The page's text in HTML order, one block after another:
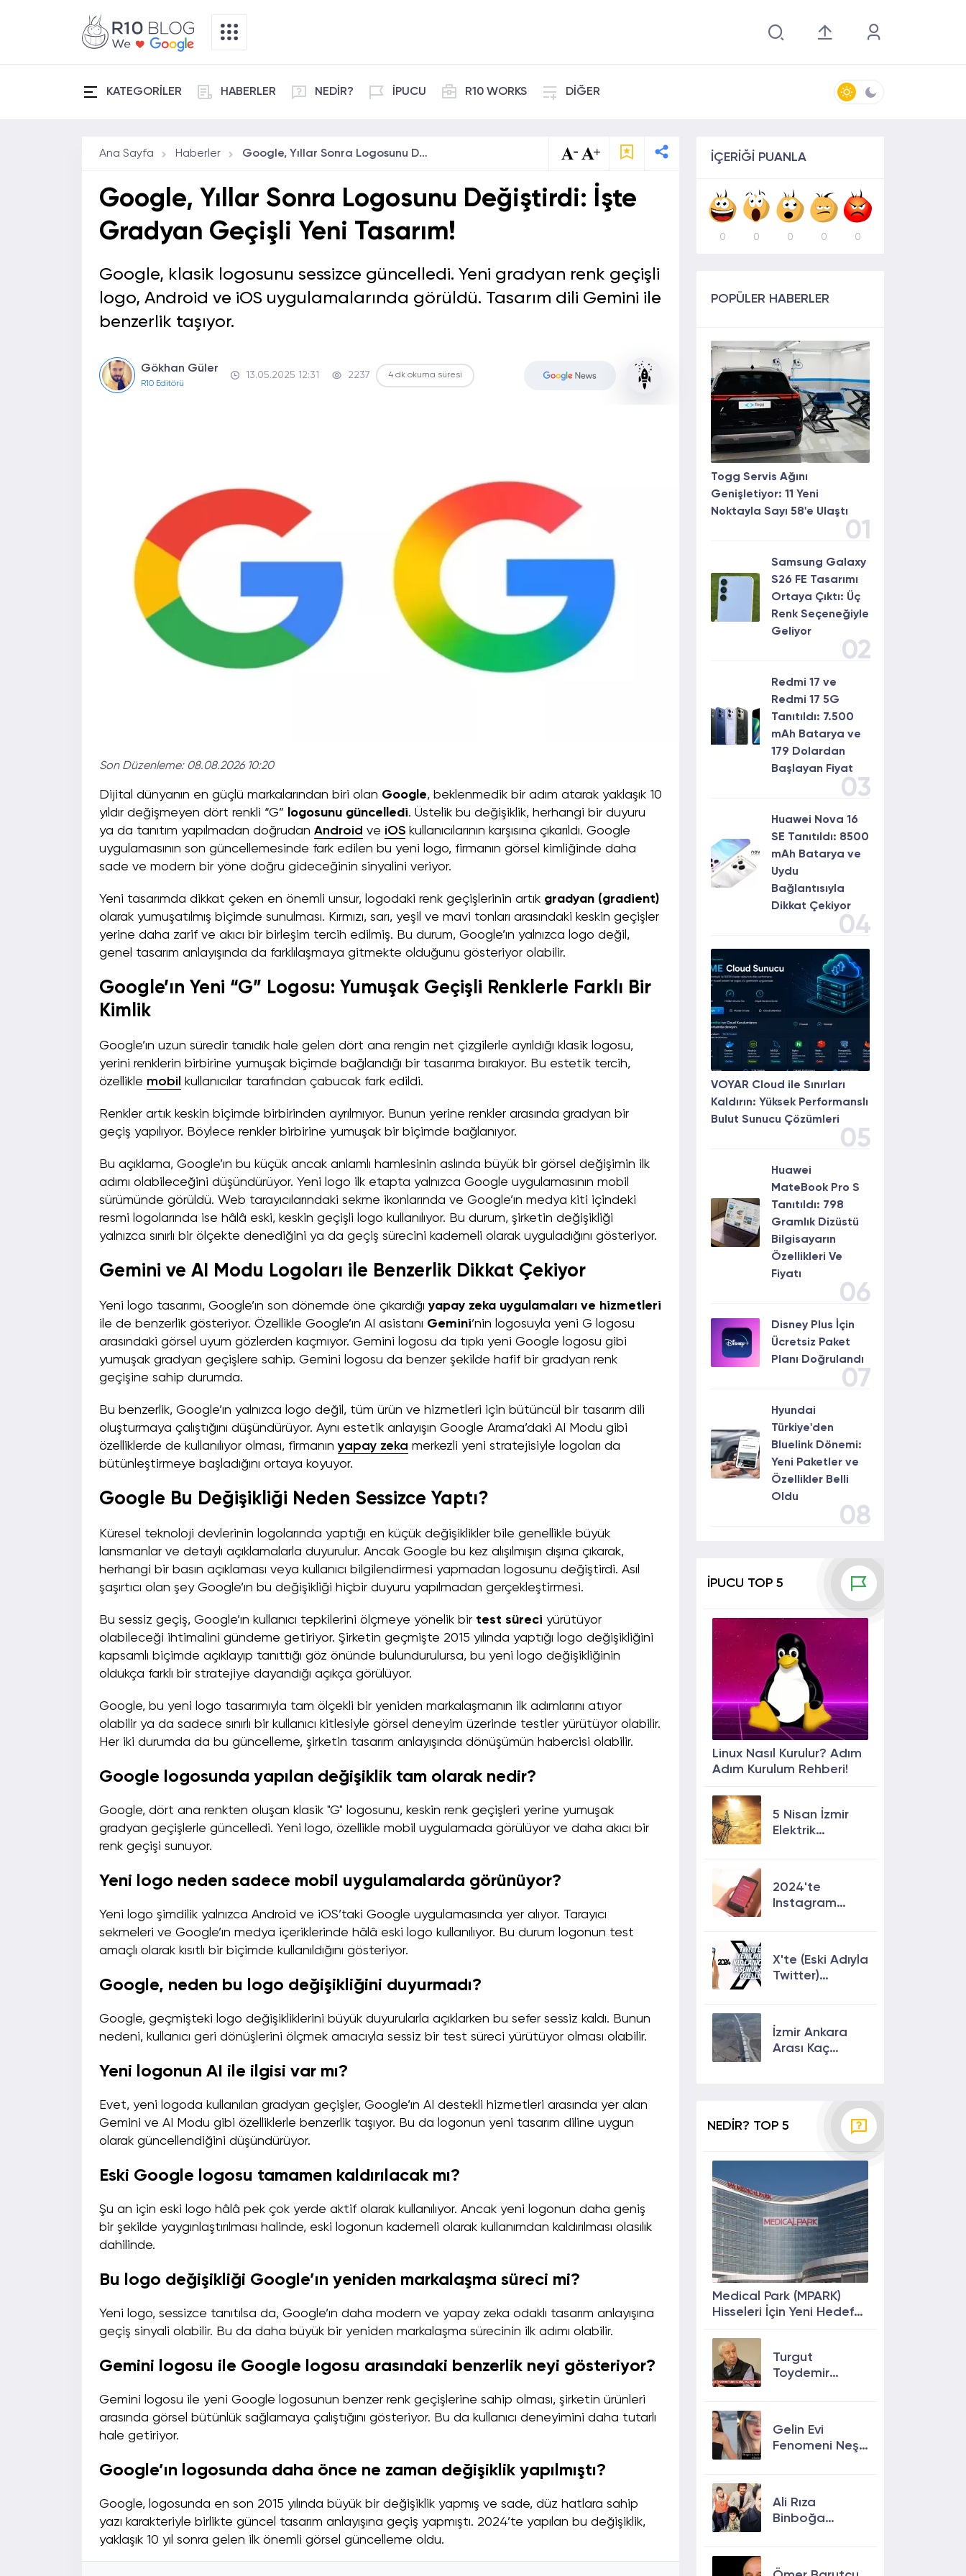
KATEGORİLER HABERLER NEDİR? İPUCU R10 WORKS DİĞER
Ana Sayfa Haberler Google, Yıllar Sonra Logosunu Değiştirdi: İşte Gradyan Geçişli Yeni Tasarım!
Google, Yıllar Sonra Logosunu Değiştirdi: İşte
Gradyan Geçişli Yeni Tasarım!
Google, klasik logosunu sessizce güncelledi. Yeni gradyan renk geçişli
logo, Android ve iOS uygulamalarında görüldü. Tasarım dili Gemini ile
benzerlik taşıyor.
Gökhan Güler
R10 Editörü
13.05.2025 12:31 2237 4 dk okuma süresi
Son Düzenleme: 08.08.2026 10:20
Dijital dünyanın en güçlü markalarından biri olan Google, beklenmedik bir adım atarak yaklaşık 10
yıldır değişmeyen dört renkli “G”
logosunu güncelledi. Üstelik bu değişiklik, herhangi bir duyuru
ya da tanıtım yapılmadan doğrudan Android ve iOS kullanıcılarının karşısına çıkarıldı. Google
uygulamasının son güncellemesinde fark edilen bu yeni logo, firmanın görsel kimliğinde daha
sade ve modern bir yöne doğru gideceğinin sinyalini veriyor.
Yeni tasarımda dikkat çeken en önemli unsur, logodaki renk geçişlerinin artık gradyan (gradient)
olarak yumuşatılmış biçimde sunulması. Kırmızı, sarı, yeşil ve mavi tonları arasındaki keskin geçişler
yerine daha zarif ve akıcı bir birleşim tercih edilmiş. Bu durum, Google’ın yalnızca logo değil,
genel tasarım anlayışında da farklılaşmaya gitmekte olduğunu gösteriyor olabilir.
Google’ın Yeni “G” Logosu: Yumuşak Geçişli Renklerle Farklı Bir
Kimlik
Google’ın uzun süredir tanıdık hale gelen dört ana rengin net çizgilerle ayrıldığı klasik logosu,
yerini renklerin birbirine yumuşak biçimde bağlandığı bir tasarıma bırakıyor. Bu estetik tercih,
özellikle mobil kullanıcılar tarafından çabucak fark edildi.
Renkler artık keskin biçimde birbirinden ayrılmıyor. Bunun yerine renkler arasında gradyan bir
geçiş yapılıyor. Böylece renkler birbirine yumuşak bir biçimde bağlanıyor.
Bu açıklama, Google’ın bu küçük ancak anlamlı hamlesinin aslında büyük bir görsel değişimin ilk
adımı olabileceğini düşündürüyor. Yeni logo ilk etapta yalnızca Google uygulamasının mobil
sürümünde görüldü. Web tarayıcılarındaki sekme ikonlarında ve Google’ın medya kiti içindeki
resmi logolarında ise hâlâ eski, keskin geçişli logo kullanılıyor. Bu durum, şirketin değişikliği
yalnızca sınırlı bir ölçekte denediğini ya da geçiş sürecini kademeli olarak uyguladığını gösteriyor.
Gemini ve AI Modu Logoları ile Benzerlik Dikkat Çekiyor
Yeni logo tasarımı, Google’ın son dönemde öne çıkardığıyapay zeka uygulamaları ve hizmetleri
ile de benzerlik gösteriyor. Özellikle Google’ın AI asistanı Gemini’nin logosuyla yeni G logosu
arasındaki görsel uyum gözlerden kaçmıyor. Gemini logosu da tıpkı yeni Google logosu gibi
yumuşak gradyan geçişlere sahip. Gemini logosu da benzer şekilde hafif bir gradyan renk
geçişine sahip durumda.
Bu benzerlik, Google’ın yalnızca logo değil, tüm ürün ve hizmetleri için bütüncül bir tasarım dili
oluşturmaya çalıştığını düşündürüyor. Aynı estetik anlayışın Google Arama’daki AI Modu gibi
özelliklerde de kullanılıyor olması, firmanınyapay zeka merkezli yeni stratejisiyle logoları da
bütünleştirmeye başladığını ortaya koyuyor.
Google Bu Değişikliği Neden Sessizce Yaptı?
Küresel teknoloji devlerinin logolarında yaptığı en küçük değişiklikler bile genellikle büyük
lansmanlar ve detaylı açıklamalarla duyurulur. Ancak Google bu kez alışılmışın dışına çıkarak,
herhangi bir basın açıklaması veya kullanıcı bilgilendirmesi yapmadan logosunu değiştirdi. Asıl
şaşırtıcı olan şey Google’ın bu değişikliği hiçbir duyuru yapılmadan gerçekleştirmesi.
Bu sessiz geçiş, Google’ın kullanıcı tepkilerini ölçmeye yönelik bir test süreci yürütüyor
olabileceği ihtimalini gündeme getiriyor. Şirketin geçmişte 2015 yılında yaptığı logo değişikliğini
kapsamlı biçimde açıklayıp tanıttığı göz önünde bulundurulursa, bu yeni logo değişikliğinin
oldukça farklı bir stratejiye dayandığı açıkça görülüyor.
Google, bu yeni logo tasarımıyla tam ölçekli bir yeniden markalaşmanın ilk adımlarını atıyor
olabilir ya da sadece sınırlı bir kullanıcı kitlesiyle görsel deneyim üzerinde testler yürütüyor olabilir.
Her iki durumda da bu güncelleme, şirketin tasarım anlayışında dönüşümün habercisi olabilir.
Google logosunda yapılan değişiklik tam olarak nedir?
Google, dört ana renkten oluşan klasik "G" logosunu, keskin renk geçişleri yerine yumuşak
gradyan geçişlerle güncelledi. Yeni logo, özellikle mobil uygulamada görülüyor ve daha akıcı bir
renk geçişi sunuyor.
Yeni logo neden sadece mobil uygulamalarda görünüyor?
Yeni logo şimdilik yalnızca Android ve iOS’taki Google uygulamasında yer alıyor. Tarayıcı
sekmeleri ve Google’ın medya içeriklerinde hâlâ eski logo kullanılıyor. Bu durum logonun test
amaçlı olarak kısıtlı bir biçimde kullanıldığını gösteriyor.
Google, neden bu logo değişikliğini duyurmadı?
Google, geçmişteki logo değişikliklerini büyük duyurularla açıklarken bu sefer sessiz kaldı. Bunun
nedeni, kullanıcı geri dönüşlerini ölçmek amacıyla sessiz bir test süreci yürütüyor olması olabilir.
Yeni logonun AI ile ilgisi var mı?
Evet, yeni logoda kullanılan gradyan geçişler, Google’ın AI destekli hizmetleri arasında yer alan
Gemini ve AI Modu gibi özelliklerle benzerlik taşıyor. Bu da logonun yeni tasarım diline uygun
olarak güncellendiğini düşündürüyor.
Eski Google logosu tamamen kaldırılacak mı?
Şu an için eski logo hâlâ pek çok yerde aktif olarak kullanılıyor. Ancak yeni logonun daha geniş
bir şekilde yaygınlaştırılması halinde, eski logonun kademeli olarak kullanımdan kaldırılması olasılık
dahilinde.
Bu logo değişikliği Google’ın yeniden markalaşma süreci mi?
Yeni logo, sessizce tanıtılsa da, Google’ın daha modern ve yapay zeka odaklı tasarım anlayışına
geçiş sinyali olabilir. Bu da daha büyük bir yeniden markalaşma sürecinin ilk adımı olabilir.
Gemini logosu ile Google logosu arasındaki benzerlik neyi gösteriyor?
Gemini logosu ile yeni Google logosunun benzer renk geçişlerine sahip olması, şirketin ürünleri
arasında görsel bütünlük sağlamaya çalıştığını gösteriyor. Bu da kullanıcı deneyimini daha tutarlı
hale getiriyor.
Google’ın logosunda daha önce ne zaman değişiklik yapılmıştı?
Google, logosunda en son 2015 yılında büyük bir değişiklik yapmış ve sade, düz hatlara sahip
yazı karakteriyle birlikte güncel tasarım anlayışına geçiş yapmıştı. 2024’te yapılan bu değişiklik,
yaklaşık 10 yıl sonra gelen ilk önemli görsel güncelleme oldu.
İÇERİĞİ PUANLA
0 0 0 0 0
POPÜLER HABERLER
Togg Servis Ağını
Genişletiyor: 11 Yeni
Noktayla Sayı 58'e Ulaştı
01
Samsung Galaxy
S26 FE Tasarımı
Ortaya Çıktı: Üç
Renk Seçeneğiyle
Geliyor
02
Redmi 17 ve
Redmi 17 5G
Tanıtıldı: 7.500
mAh Batarya ve
179 Dolardan
Başlayan Fiyat
03
Huawei Nova 16
SE Tanıtıldı: 8500
mAh Batarya ve
Uydu
Bağlantısıyla
Dikkat Çekiyor
04
VOYAR Cloud ile Sınırları
Kaldırın: Yüksek Performanslı
Bulut Sunucu Çözümleri
05
Huawei
MateBook Pro S
Tanıtıldı: 798
Gramlık Dizüstü
Bilgisayarın
Özellikleri Ve
Fiyatı
06
Disney Plus İçin
Ücretsiz Paket
Planı Doğrulandı
07
Hyundai
Türkiye'den
Bluelink Dönemi:
Yeni Paketler ve
Özellikler Belli
Oldu
08
İPUCU TOP 5
Linux Nasıl Kurulur? Adım
Adım Kurulum Rehberi!
5 Nisan İzmir
Elektrik
2024'te
Instagram
Etkili Yolları!
X'te (Eski Adıyla
Twitter)
Sunulan Son
Özellikler 2024
İzmir Ankara
Arası Kaç
NEDİR? TOP 5
Medical Park (MPARK)
Hisseleri İçin Yeni Hedef
Potansiyeli
Turgut
Toydemir
Gelin Evi
Fenomeni Neşe
neden öldü?
Ali Rıza
Binboğa
Kalmasın